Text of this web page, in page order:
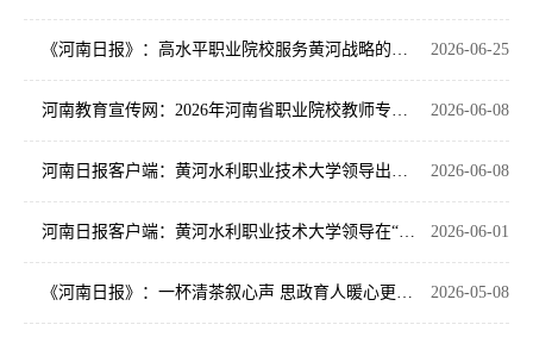
2026-06-25
《河南日报》：高水平职业院校服务黄河战略的实践探索
2026-06-08
河南教育宣传网：2026年河南省职业院校教师专业数字化转型能力提升培训班在黄河水利职业技术大学开班
2026-06-08
河南日报客户端：黄河水利职业技术大学领导出席全国高职高专思政课建设联盟理事会并作交流发言
2026-06-01
河南日报客户端：黄河水利职业技术大学领导在“职本前沿”学术年会上作交流发言五链贯通构建职业本科教学新生态
2026-05-08
《河南日报》：一杯清茶叙心声 思政育人暖心更润心